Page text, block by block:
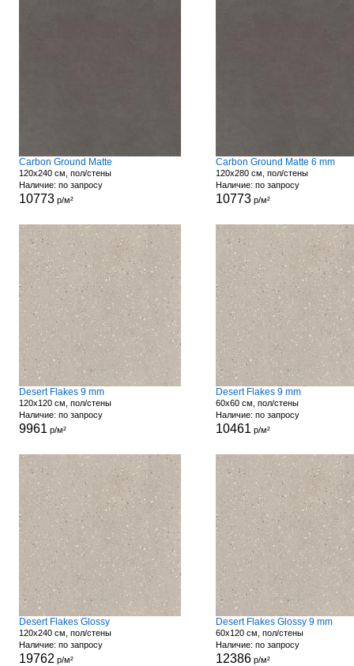
Carbon Ground Matte
120x240 см, пол/стены
Наличие: по запросу
10773р/м²
Carbon Ground Matte 6 mm
120x280 см, пол/стены
Наличие: по запросу
10773р/м²
Desert Flakes 9 mm
120x120 см, пол/стены
Наличие: по запросу
9961 р/м²
Desert Flakes 9 mm
60x60 см, пол/стены
Наличие: по запросу
10461 р/м²
Desert Flakes Glossy
120x240 см, пол/стены
Наличие: по запросу
19762 р/м²
Desert Flakes Glossy 9 mm
60x120 см, пол/стены
Наличие: по запросу
12386р/м²